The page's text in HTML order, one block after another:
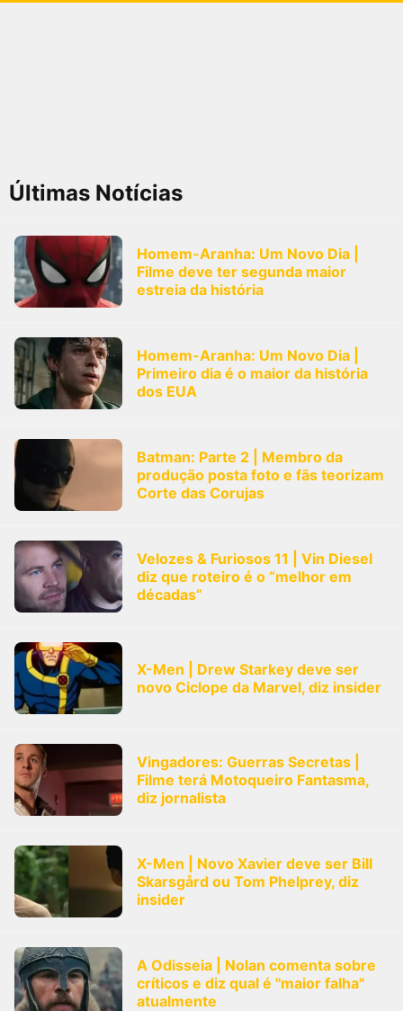
Últimas Notícias
Homem-Aranha: Um Novo Dia |
Filme deve ter segunda maior
estreia da história
Homem-Aranha: Um Novo Dia |
Primeiro dia é o maior da história
dos EUA
Batman: Parte 2 | Membro da
produção posta foto e fãs teorizam
Corte das Corujas
Velozes & Furiosos 11 | Vin Diesel
diz que roteiro é o “melhor em
décadas”
X-Men | Drew Starkey deve ser
novo Ciclope da Marvel, diz insider
Vingadores: Guerras Secretas |
Filme terá Motoqueiro Fantasma,
diz jornalista
X-Men | Novo Xavier deve ser Bill
Skarsgård ou Tom Phelprey, diz
insider
A Odisseia | Nolan comenta sobre
críticos e diz qual é "maior falha"
atualmente